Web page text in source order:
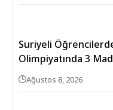
Suriyeli
Olimpiyatında 3
Ağustos 8, 2026